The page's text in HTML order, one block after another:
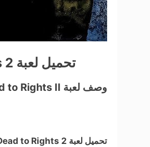
تحميل لعبة Dead to Rights 2 كاملة برابط واحد مجاناً للكمبيوتر
وصف لعبة Dead to Rights II:
تحميل لعبة Dead to Rights 2 كاملة برابط واحد مجاناً للكمبيوتر